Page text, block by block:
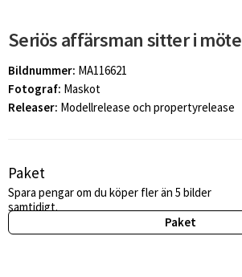
Seriös affärsman sitter i möte
Bildnummer: MA116621
Fotograf: Maskot
Releaser: Modellrelease och propertyrelease
Paket
Spara pengar om du köper fler än 5 bilder
samtidigt.
Paket